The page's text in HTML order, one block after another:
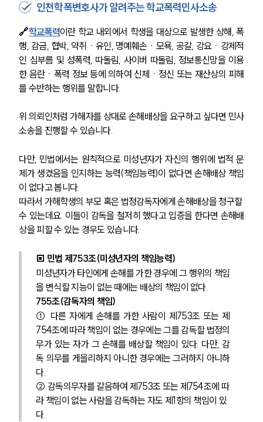
인천학폭변호사가 알려주는 학교폭력민사소송
🔗학교폭력이란 학교 내외에서 학생을 대상으로 발생한 상해, 폭
행, 감금, 협박, 약취ㆍ유인, 명예훼손ㆍ모욕, 공갈, 강요ㆍ강제적
인 심부름 및 성폭력, 따돌림, 사이버 따돌림, 정보통신망을 이용
한 음란ㆍ폭력 정보 등에 의하여 신체ㆍ정신 또는 재산상의 피해
를 수반하는 행위를 말합니다.
위 의뢰인처럼 가해자를 상대로 손해배상을 요구하고 싶다면 민사
소송을 진행할 수 있습니다.
다만, 민법에서는 원칙적으로 미성년자가 자신의 행위에 법적 문
제가 생겼음을 인지하는 능력(책임능력)이 없다면 손해배상 책임
이 없다고 봅니다.
따라서 가해학생의 부모 혹은 법정감독자에게 손해배상을 청구할
수 있는데요. 이들이 감독을 철저히 했다고 입증을 한다면 손해배
상을 피할 수 있는 경우도 있습니다.
▣ 민법 제753조(미성년자의 책임능력)
미성년자가 타인에게 손해를 가한 경우에 그 행위의 책임
을 변식할 지능이 없는 때에는 배상의 책임이 없다.
755조(감독자의 책임)
① 다른 자에게 손해를 가한 사람이 제753조 또는 제
754조에 따라 책임이 없는 경우에는 그를 감독할 법정의
무가 있는 자가 그 손해를 배상할 책임이 있다. 다만, 감
독 의무를 게을리하지 아니한 경우에는 그러하지 아니하
다.
② 감독의무자를 갈음하여 제753조 또는 제754조에 따
라 책임이 없는 사람을 감독하는 자도 제1항의 책임이 있
다.